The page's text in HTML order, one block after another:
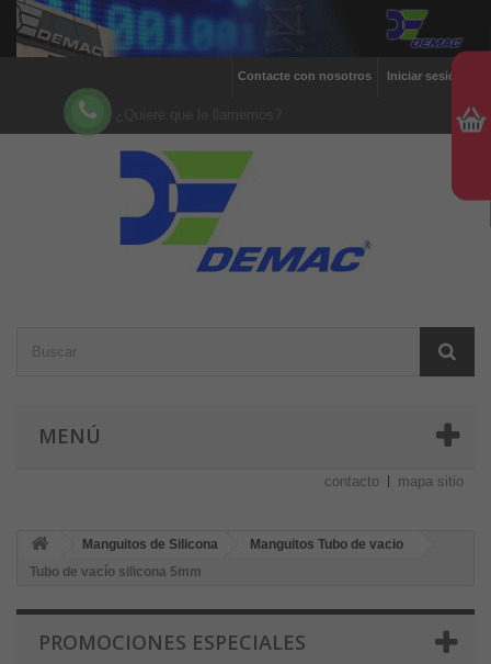
Iniciar sesión
Contacte con nosotros
MENÚ
contacto mapa sitio
Manguitos de Silicona
Manguitos Tubo de vacio
Tubo de vacío silicona 5mm
PROMOCIONES ESPECIALES